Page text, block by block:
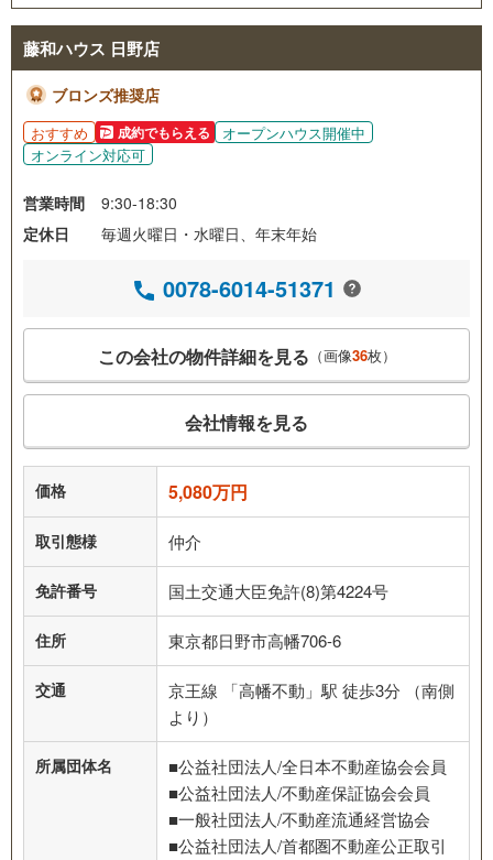
藤和ハウス 日野店
ブロンズ推奨店
おすすめ 成約でもらえる
オープンハウス開催中
オンライン対応可
営業時間
9:30-18:30
定休日
毎週火曜日・水曜日、年末年始
0078-6014-51371
この会社の物件詳細を見る （画像36枚）
会社情報を見る
価格 5,080万円
取引態様 仲介
免許番号 国土交通大臣免許(8)第4224号
住所 東京都日野市高幡706-6
交通
京王線 「高幡不動」駅 徒歩3分 （南側
より）
所属団体名
■公益社団法人/全日本不動産協会会員
■公益社団法人/不動産保証協会会員
■一般社団法人/不動産流通経営協会
■公益社団法人/首都圏不動産公正取引